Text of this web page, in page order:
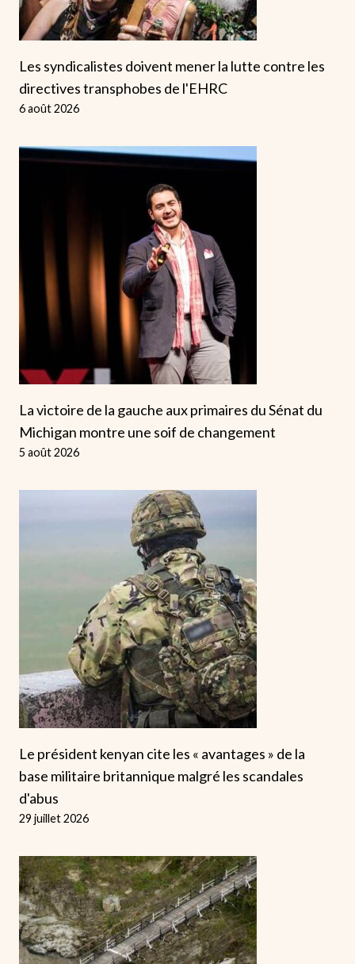
Les syndicalistes doivent mener la lutte contre les
directives transphobes de l'EHRC
6 août 2026
La victoire de la gauche aux primaires du Sénat du
Michigan montre une soif de changement
5 août 2026
Le président kenyan cite les « avantages » de la
base militaire britannique malgré les scandales
d'abus
29 juillet 2026